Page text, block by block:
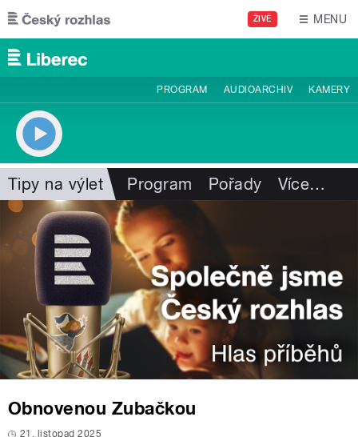
Přejít k hlavnímu obsahu
ŽIVĚ MENU
PROGRAM AUDIOARCHIV KAMERY
Tipy na výlet Program Pořady Více…
Obnovenou Zubačkou
21. listopad 2025